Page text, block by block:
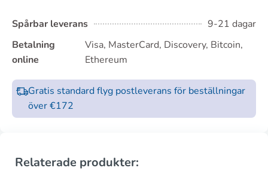
Spårbar leverans
9-21 dagar
Betalning
online
Visa, MasterCard, Discovery, Bitcoin,
Ethereum
Gratis standard flyg postleverans för beställningar
över €172
Relaterade produkter: